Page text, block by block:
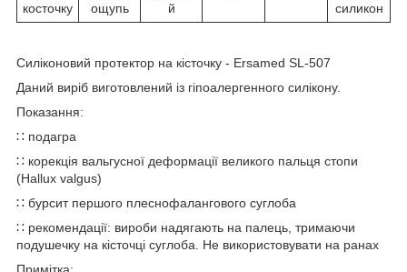
косточку
ощупь
й
силикон
Силіконовий протектор на кісточку - Ersamed SL-507
Даний виріб виготовлений із гіпоалергенного силікону.
Показання:
∷ подагра
∷ корекція вальгусної деформації великого пальця стопи
(Hallux valgus)
∷ бурсит першого плеснофалангового суглоба
∷ рекомендації: вироби надягають на палець, тримаючи
подушечку на кісточці суглоба. Не використовувати на ранах